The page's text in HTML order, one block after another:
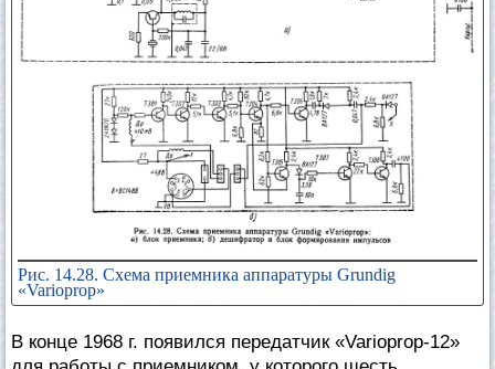
Рис. 14.28. Схема приемника аппаратуры Grundig
«Varioprop»
В конце 1968 г. появился передатчик «Varioprop-12»